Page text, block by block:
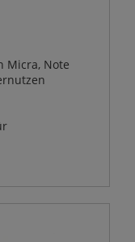
Micra, Note